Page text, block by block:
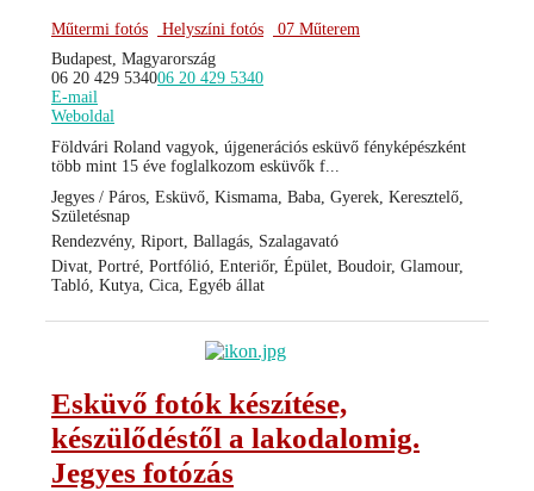
Műtermi fotós Helyszíni fotós
07 Műterem
Budapest, Magyarország
06 20 429 534006 20 429 5340
E-mail
Weboldal
Földvári Roland vagyok, újgenerációs esküvő fényképészként
több mint 15 éve foglalkozom esküvők f...
Jegyes / Páros, Esküvő, Kismama, Baba, Gyerek, Keresztelő,
Születésnap
Rendezvény, Riport, Ballagás, Szalagavató
Divat, Portré, Portfólió, Enteriőr, Épület, Boudoir, Glamour,
Tabló, Kutya, Cica, Egyéb állat
Esküvő fotók készítése,
készülődéstől a lakodalomig.
Jegyes fotózás